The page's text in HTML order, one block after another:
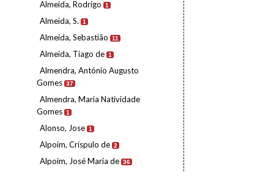
Almeida, Rodrigo 1
Almeida, S. 1
Almeida, Sebastião 11
Almeida, Tiago de 1
Almendra, António Augusto
Gomes 37
Almendra, Maria Natividade
Gomes 1
Alonso, Jose 1
Alpoim, Críspulo de 2
Alpoim, José Maria de 36